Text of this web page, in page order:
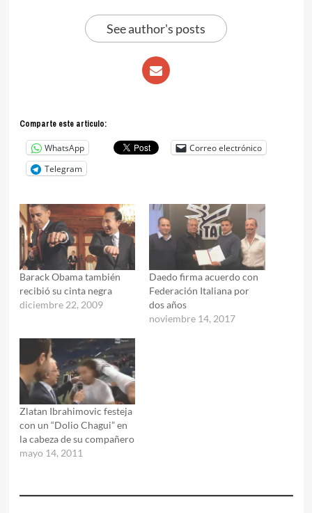
See author's posts
Comparte este articulo:
WhatsApp
Correo electrónico
Telegram
Barack Obama también
recibió su cinta negra
diciembre 22, 2009
Daedo firma acuerdo con
Federación Italiana por
dos años
noviembre 14, 2017
Zlatan Ibrahimovic festeja
con un “Dolio Chagui” en
la cabeza de su compañero
mayo 14, 2011